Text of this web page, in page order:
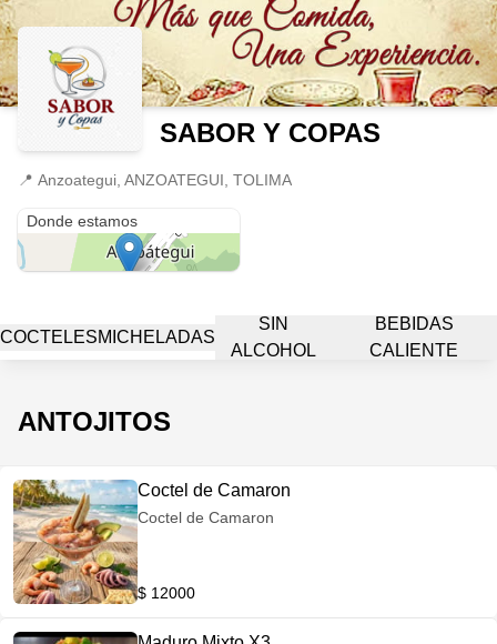
SABOR Y COPAS
📍 Anzoategui, ANZOATEGUI, TOLIMA
Donde estamos
COCTELESMICHELADAS
SIN
ALCOHOL
BEBIDAS
CALIENTE
ANTOJITOS
Coctel de Camaron
Coctel de Camaron
$ 12000